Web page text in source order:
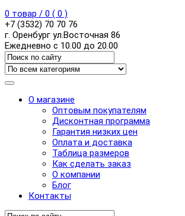
0 товар / 0 ( 0 )
+7 (3532) 70 70 76
г. Оренбург ул.Восточная 86
Ежедневно с 10.00 до 20.00
О магазине
Оптовым покупателям
Дисконтная программа
Гарантия низких цен
Оплата и доставка
Таблица размеров
Как сделать заказ
О компании
Блог
Контакты